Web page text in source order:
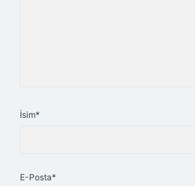
İsim*
E-Posta*